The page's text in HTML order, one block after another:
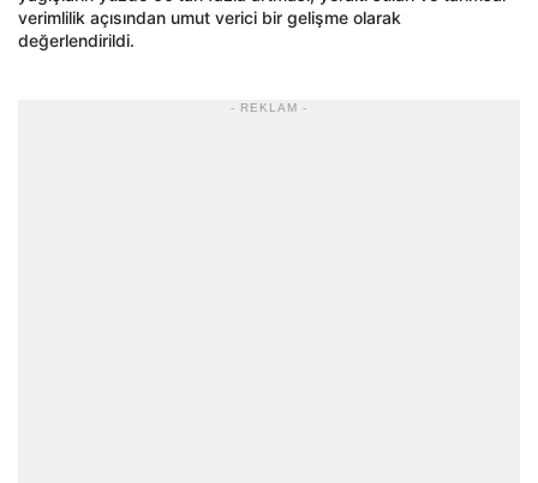
verimlilik açısından umut verici bir gelişme olarak
değerlendirildi.
- REKLAM -